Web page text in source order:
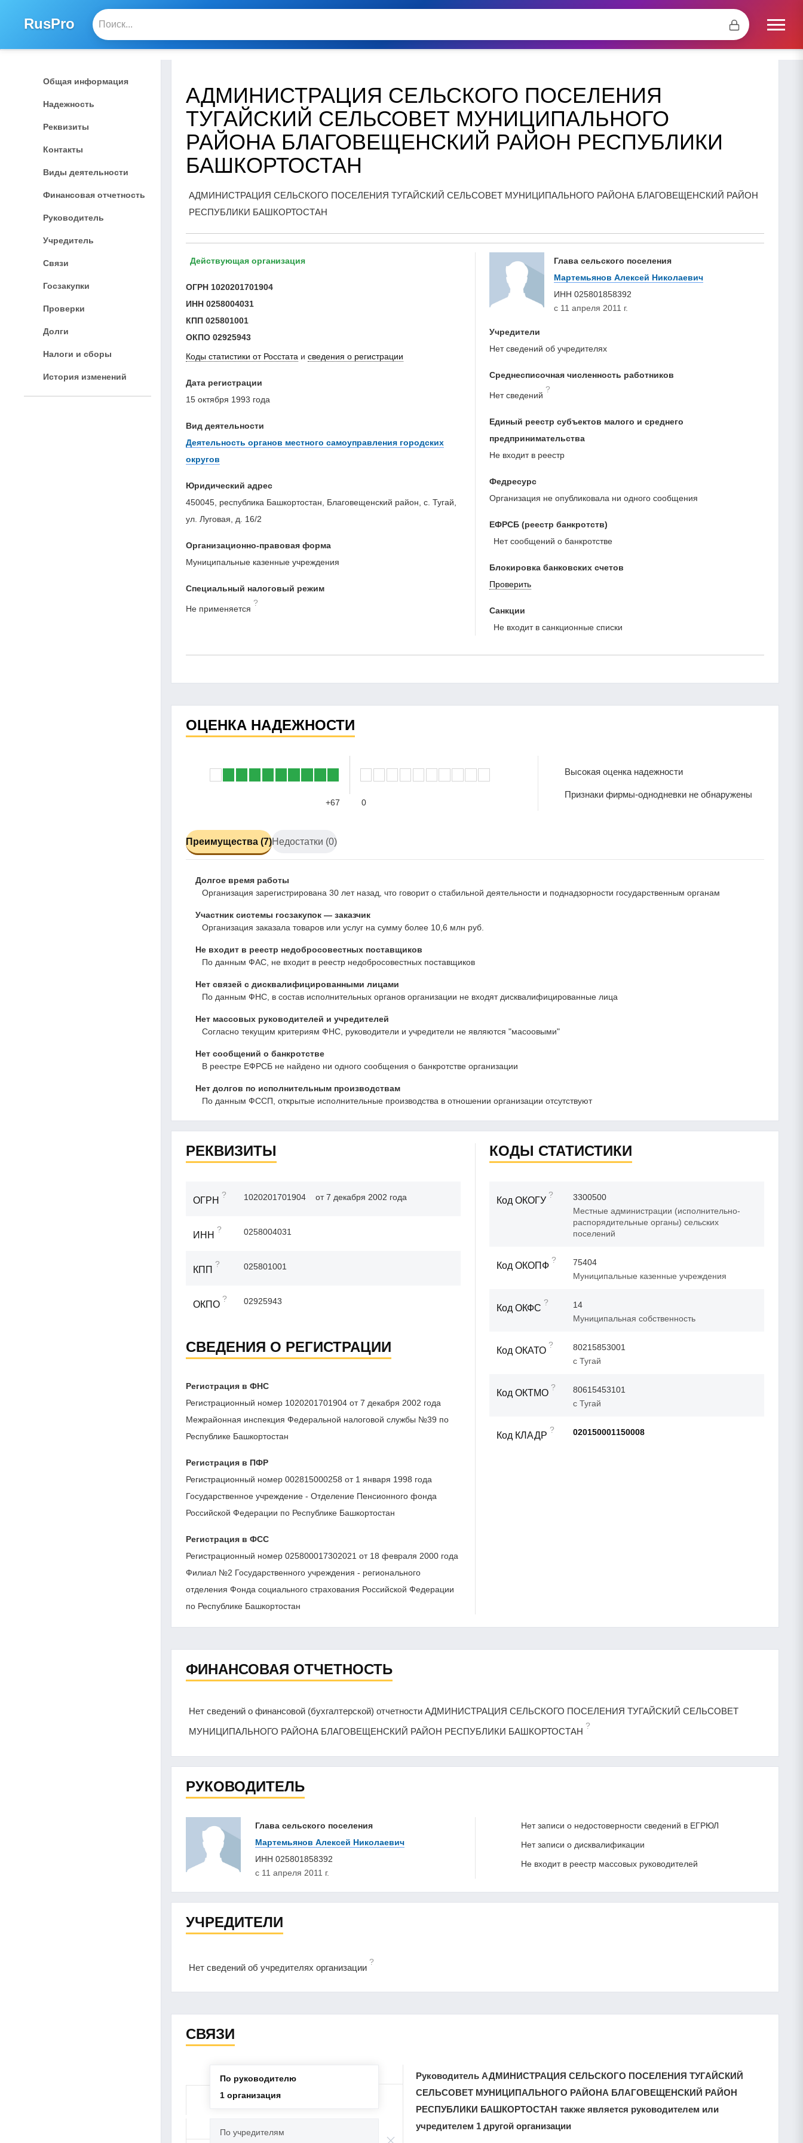
RusPro
Общая информация
Надежность
Реквизиты
Контакты
Виды деятельности
Финансовая отчетность
Руководитель
Учредитель
Связи
Госзакупки
Проверки
Долги
Налоги и сборы
История изменений
АДМИНИСТРАЦИЯ СЕЛЬСКОГО ПОСЕЛЕНИЯ
ТУГАЙСКИЙ СЕЛЬСОВЕТ МУНИЦИПАЛЬНОГО
РАЙОНА БЛАГОВЕЩЕНСКИЙ РАЙОН РЕСПУБЛИКИ
БАШКОРТОСТАН
АДМИНИСТРАЦИЯ СЕЛЬСКОГО ПОСЕЛЕНИЯ ТУГАЙСКИЙ СЕЛЬСОВЕТ МУНИЦИПАЛЬНОГО РАЙОНА БЛАГОВЕЩЕНСКИЙ РАЙОН
РЕСПУБЛИКИ БАШКОРТОСТАН
Действующая организация
ОГРН 1020201701904
ИНН 0258004031
КПП 025801001
ОКПО 02925943
Коды статистики от Росстата и сведения о регистрации
Дата регистрации
15 октября 1993 года
Вид деятельности
Деятельность органов местного самоуправления городских
округов
Юридический адрес
450045, республика Башкортостан, Благовещенский район, с. Тугай,
ул. Луговая, д. 16/2
Организационно-правовая форма
Муниципальные казенные учреждения
Специальный налоговый режим
Не применяется
?
Глава сельского поселения
Мартемьянов Алексей Николаевич
ИНН 025801858392
с 11 апреля 2011 г.
Учредители
Нет сведений об учредителях
Среднесписочная численность работников
Нет сведений
?
Единый реестр субъектов малого и среднего
предпринимательства
Не входит в реестр
Федресурс
Организация не опубликовала ни одного сообщения
ЕФРСБ (реестр банкротств)
Нет сообщений о банкротстве
Блокировка банковских счетов
Проверить
Санкции
Не входит в санкционные списки
ОЦЕНКА НАДЕЖНОСТИ
+67 0
Высокая оценка надежности
Признаки фирмы-однодневки не обнаружены
Преимущества (7)Недостатки (0)
Долгое время работы
Организация зарегистрирована 30 лет назад, что говорит о стабильной деятельности и поднадзорности государственным органам
Участник системы госзакупок — заказчик
Организация заказала товаров или услуг на сумму более 10,6 млн руб.
Не входит в реестр недобросовестных поставщиков
По данным ФАС, не входит в реестр недобросовестных поставщиков
Нет связей с дисквалифицированными лицами
По данным ФНС, в состав исполнительных органов организации не входят дисквалифицированные лица
Нет массовых руководителей и учредителей
Согласно текущим критериям ФНС, руководители и учредители не являются "масоовыми"
Нет сообщений о банкротстве
В реестре ЕФРСБ не найдено ни одного сообщения о банкротстве организации
Нет долгов по исполнительным производствам
По данным ФССП, открытые исполнительные производства в отношении организации отсутствуют
РЕКВИЗИТЫ
ОГРН
? 1020201701904 от 7 декабря 2002 года
ИНН
? 0258004031
КПП
? 025801001
ОКПО
? 02925943
СВЕДЕНИЯ О РЕГИСТРАЦИИ
Регистрация в ФНС
Регистрационный номер 1020201701904 от 7 декабря 2002 года
Межрайонная инспекция Федеральной налоговой службы №39 по
Республике Башкортостан
Регистрация в ПФР
Регистрационный номер 002815000258 от 1 января 1998 года
Государственное учреждение - Отделение Пенсионного фонда
Российской Федерации по Республике Башкортостан
Регистрация в ФСС
Регистрационный номер 025800017302021 от 18 февраля 2000 года
Филиал №2 Государственного учреждения - регионального
отделения Фонда социального страхования Российской Федерации
по Республике Башкортостан
КОДЫ СТАТИСТИКИ
Код ОКОГУ
?
3300500
Местные администрации (исполнительно-
распорядительные органы) сельских
поселений
Код ОКОПФ
?
75404
Муниципальные казенные учреждения
Код ОКФС
?
14
Муниципальная собственность
Код ОКАТО
?
80215853001
с Тугай
Код ОКТМО
?
80615453101
с Тугай
Код КЛАДР
? 020150001150008
ФИНАНСОВАЯ ОТЧЕТНОСТЬ
Нет сведений о финансовой (бухгалтерской) отчетности АДМИНИСТРАЦИЯ СЕЛЬСКОГО ПОСЕЛЕНИЯ ТУГАЙСКИЙ СЕЛЬСОВЕТ
МУНИЦИПАЛЬНОГО РАЙОНА БЛАГОВЕЩЕНСКИЙ РАЙОН РЕСПУБЛИКИ БАШКОРТОСТАН
?
РУКОВОДИТЕЛЬ
Глава сельского поселения
Мартемьянов Алексей Николаевич
ИНН 025801858392
с 11 апреля 2011 г.
Нет записи о недостоверности сведений в ЕГРЮЛ
Нет записи о дисквалификации
Не входит в реестр массовых руководителей
УЧРЕДИТЕЛИ
Нет сведений об учредителях организации
?
СВЯЗИ
По руководителю
1 организация
По учредителям
Руководитель АДМИНИСТРАЦИЯ СЕЛЬСКОГО ПОСЕЛЕНИЯ ТУГАЙСКИЙ
СЕЛЬСОВЕТ МУНИЦИПАЛЬНОГО РАЙОНА БЛАГОВЕЩЕНСКИЙ РАЙОН
РЕСПУБЛИКИ БАШКОРТОСТАН также является руководителем или
учредителем 1 другой организации